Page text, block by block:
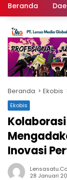
Beranda
Beranda Ekobis
Ekobis
Kolaborasi
Inovasi
28 Januari